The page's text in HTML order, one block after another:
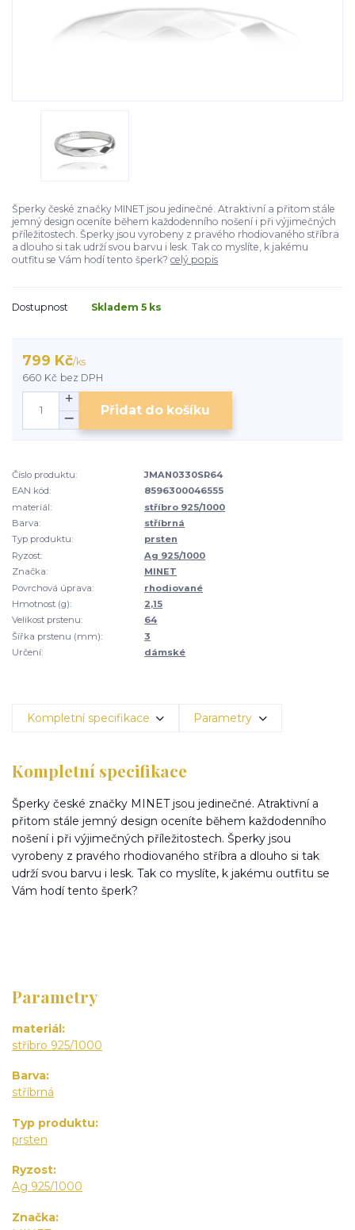
Šperky české značky MINET jsou jedinečné. Atraktivní a přitom stále
jemný design oceníte během každodenního nošení i při výjimečných
příležitostech. Šperky jsou vyrobeny z pravého rhodiovaného stříbra
a dlouho si tak udrží svou barvu i lesk. Tak co myslíte, k jakému
outfitu se Vám hodí tento šperk? celý popis
Dostupnost Skladem 5 ks
799 Kč/ks
660 Kč bez DPH
Přidat do košíku
Číslo produktu:
JMAN0330SR64
EAN kód:
8596300046555
materiál:
stříbro 925/1000
Barva:
stříbrná
Typ produktu:
prsten
Ryzost:
Ag 925/1000
Značka:
MINET
Povrchová úprava:
rhodiované
Hmotnost (g):
2,15
Velikost prstenu:
64
Šířka prstenu (mm):
3
Určení:
dámské
Kompletní specifikace Parametry
Kompletní specifikace
Šperky české značky MINET jsou jedinečné. Atraktivní a
přitom stále jemný design oceníte během každodenního
nošení i při výjimečných příležitostech. Šperky jsou
vyrobeny z pravého rhodiovaného stříbra a dlouho si tak
udrží svou barvu i lesk. Tak co myslíte, k jakému outfitu se
Vám hodí tento šperk?
Parametry
materiál
stříbro 925/1000
Barva
stříbrná
Typ produktu
prsten
Ryzost
Ag 925/1000
Značka